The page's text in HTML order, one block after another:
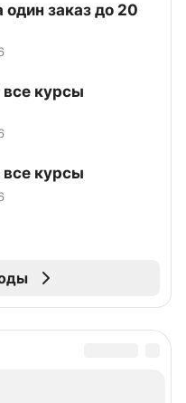
один заказ до 20
все курсы
все курсы